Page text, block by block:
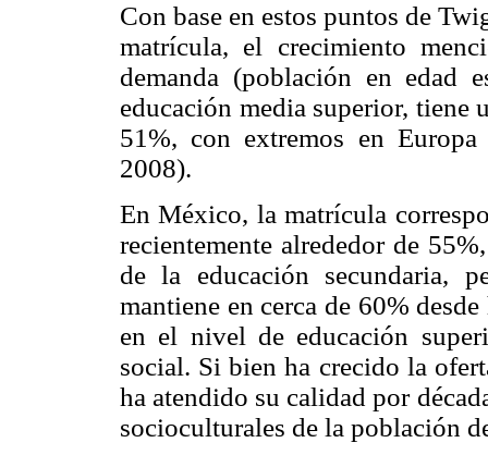
Con base en estos puntos de
matrícula, el crecimiento
demanda (población en edad
educación media superior, tiene
51%, con extremos en
2008).
En México, la matrícula
recientemente alrededor de
de la educación secundaria,
mantiene en cerca de 60%
en el nivel de educación
social. Si bien ha crecido la
ha atendido su calidad por
socioculturales de la población